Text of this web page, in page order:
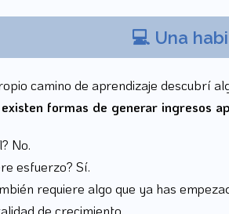
💻 Una
camino de aprendizaje descubrí
formas de generar ingresos
No.
esfuerzo? Sí.
requiere algo que ya has
de crecimiento.